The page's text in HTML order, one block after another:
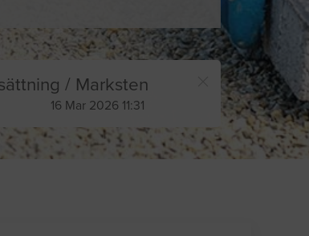
/ Marksten
16 Mar 2026 11:31